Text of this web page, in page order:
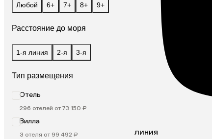
Любой 6+ 7+ 8+ 9+
Расстояние до моря
1-я линия 2-я 3-я
Тип размещения
Отель
296 отелей от 73 150 ₽
Вилла
3 отеля от 99 492 ₽ линия